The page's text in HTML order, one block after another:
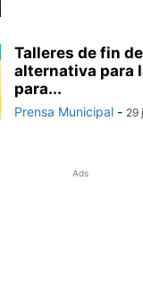
Talleres de fin
alternativa para
para...
Prensa Municipal - 29
Ads